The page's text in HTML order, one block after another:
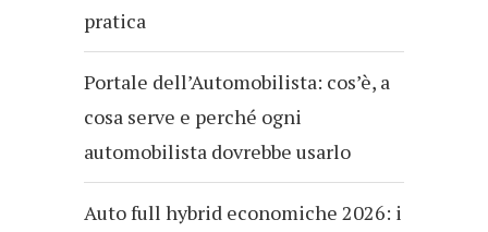
pratica
Portale dell’Automobilista: cos’è, a
cosa serve e perché ogni
automobilista dovrebbe usarlo
Auto full hybrid economiche 2026: i